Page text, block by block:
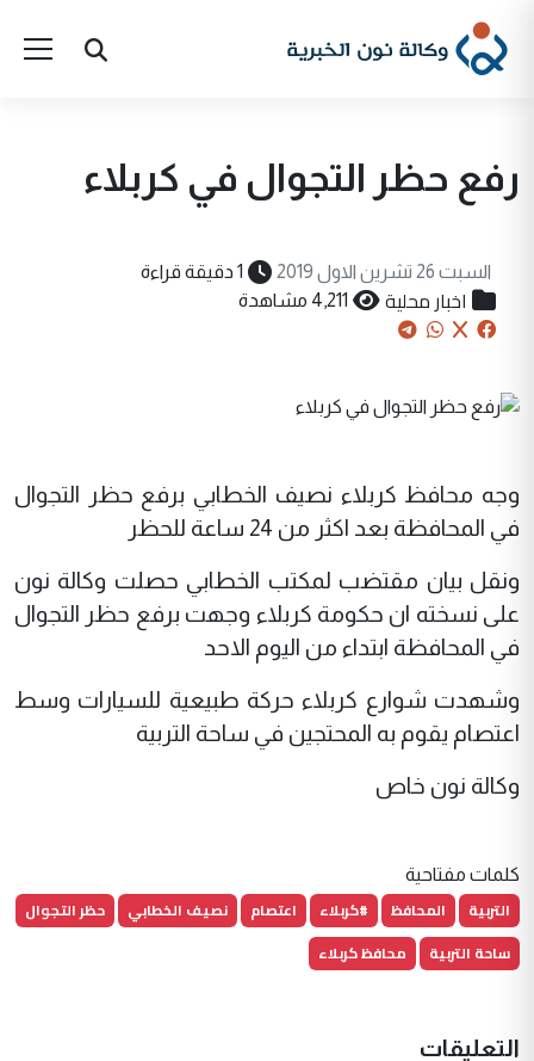
رفع حظر التجوال في كربلاء
السبت 26 تشرين الاول 2019 1 دقيقة قراءة
اخبار محلية 4,211 مشاهدة
وجه محافظ كربلاء نصيف الخطابي برفع حظر التجوال
في المحافظة بعد اكثر من 24 ساعة للحظر
ونقل بيان مقتضب لمكتب الخطابي حصلت وكالة نون
على نسخته ان حكومة كربلاء وجهت برفع حظر التجوال
في المحافظة ابتداء من اليوم الاحد
وشهدت شوارع كربلاء حركة طبيعية للسيارات وسط
اعتصام يقوم به المحتجين في ساحة التربية
وكالة نون خاص
كلمات مفتاحية
التربية المحافظ #كربلاء اعتصام نصيف الخطابي
حظر التجوال
ساحة التربية
محافظ كربلاء
التعليقات